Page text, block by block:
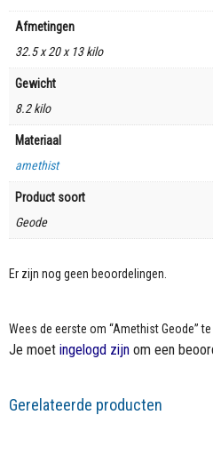
Afmetingen
32.5 x 20 x 13 kilo
Gewicht
8.2 kilo
Materiaal
amethist
Product soort
Geode
Er zijn nog geen beoordelingen.
Wees de eerste om “Amethist Geode”
Je moet ingelogd zijn om een
Gerelateerde producten